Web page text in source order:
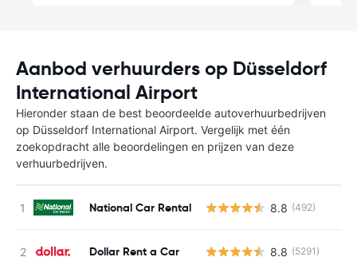
Aanbod verhuurders op Düsseldorf
International Airport
Hieronder staan de best beoordeelde autoverhuurbedrijven
op Düsseldorf International Airport. Vergelijk met één
zoekopdracht alle beoordelingen en prijzen van deze
verhuurbedrijven.
National Car Rental 8.8 (492)
Dollar Rent a Car 8.8 (5291)